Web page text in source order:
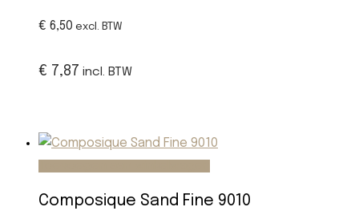
€ 6,50 excl. BTW
€ 7,87 incl. BTW
Composique Sand Fine 9010